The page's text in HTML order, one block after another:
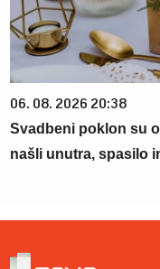
06. 08. 2026 20:38
Svadbeni poklon su
našli unutra, spasilo